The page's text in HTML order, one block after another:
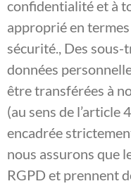
confidentialité et à
approprié en
sécurité., Des
données
être transférées à
(au sens de l’article
encadrée
nous assurons que
RGPD et prennent